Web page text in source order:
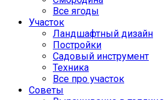
Все ягоды
Участок
Ландшафтный дизайн
Постройки
Садовый инструмент
Техника
Все про участок
Советы